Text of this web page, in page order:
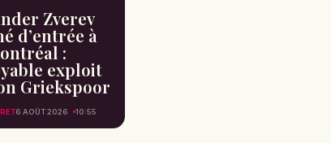
Zverev
d’entrée à
:
exploit
Griekspoor
6 AOÛT 2026 10:55